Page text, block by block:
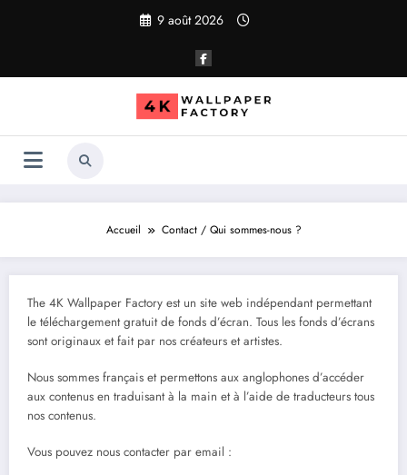
9 août 2026
Accueil Contact / Qui sommes-nous ?
The 4K Wallpaper Factory est un site web indépendant permettant
le téléchargement gratuit de fonds d’écran. Tous les fonds d’écrans
sont originaux et fait par nos créateurs et artistes.
Nous sommes français et permettons aux anglophones d’accéder
aux contenus en traduisant à la main et à l’aide de traducteurs tous
nos contenus.
Vous pouvez nous contacter par email :